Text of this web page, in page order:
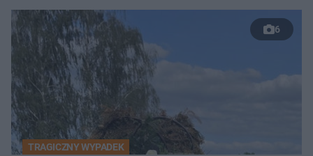
6
TRAGICZNY WYPADEK